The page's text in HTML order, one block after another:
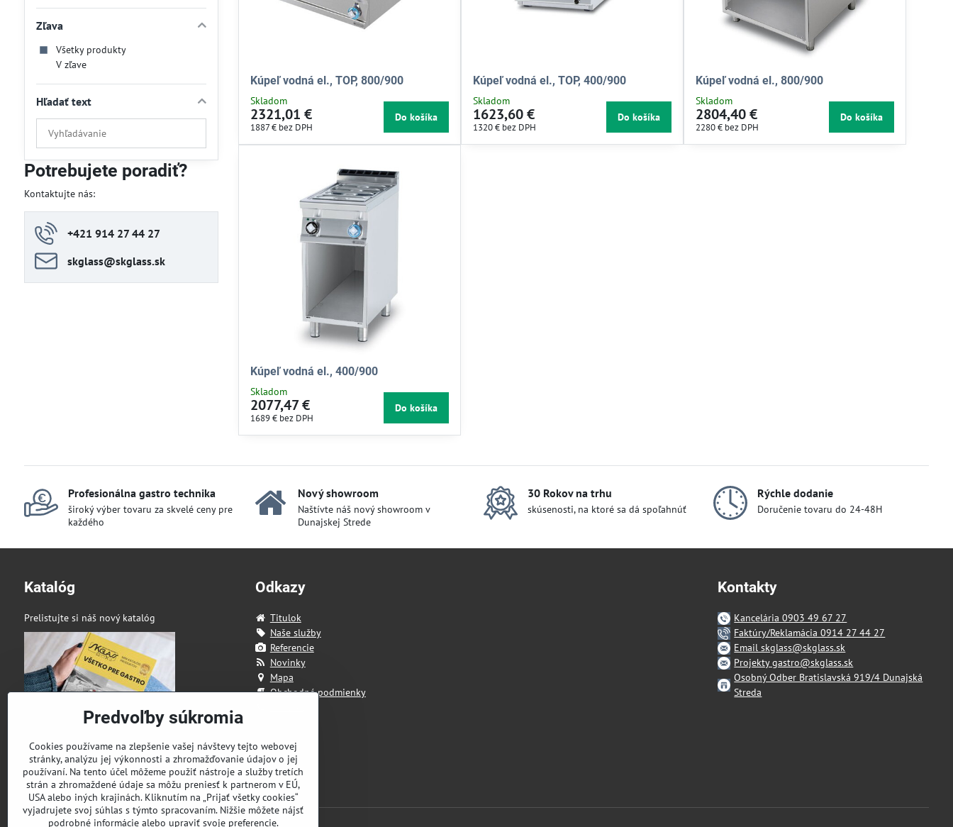
Kúpeľ vodná el., TOP, 800/900
Skladom
2321,01 €
1887 € bez DPH
Do košíka
Kúpeľ vodná el., TOP, 400/900
Skladom
1623,60 €
1320 € bez DPH
Do košíka
Kúpeľ vodná el., 800/900
Skladom
2804,40 €
2280 € bez DPH
Do košíka
Kúpeľ vodná el., 400/900
Skladom
2077,47 €
1689 € bez DPH
Do košíka
Zľava
Všetky produkty
V zľave
Hľadať text
Prehľadať
výsledky
filtra
fulltextom
Potrebujete poradiť?
Kontaktujte nás:
+421 914 27 44 27
skglass​@skglass​.sk
Profesionálna gastro technika
široký výber tovaru za skvelé ceny pre
každého
Nový showroom
Naštívte náš nový showroom v
Dunajskej Strede
30 Rokov na trhu
skúsenosti, na ktoré sa dá spoľahnúť
Rýchle dodanie
Doručenie tovaru do 24-48H
Katalóg
Prelistujte si náš nový katalóg
Odkazy
Titulok
Naše služby
Referencie
Novinky
Mapa
Obchodné podmienky
Kontakty
Kancelária 0903 49 67 27
Faktúry/Reklamácia 0914 27 44 27
Email skglass@skglass.sk
Projekty gastro@skglass.sk
Osobný Odber Bratislavská 919/4 Dunajská
Streda
Predvoľby súkromia
Cookies používame na zlepšenie vašej návštevy tejto webovej
stránky, analýzu jej výkonnosti a zhromažďovanie údajov o jej
používaní. Na tento účel môžeme použiť nástroje a služby tretích
strán a zhromaždené údaje sa môžu preniesť k partnerom v EÚ,
USA alebo iných krajinách. Kliknutím na „Prijať všetky cookies“
vyjadrujete svoj súhlas s týmto spracovaním. Nižšie môžete nájsť
podrobné informácie alebo upraviť svoje preferencie.